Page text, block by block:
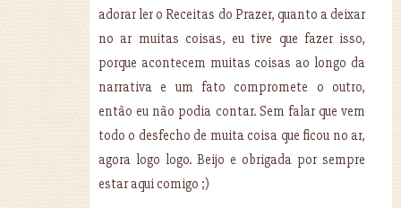
adorar ler o Receitas do Prazer, quanto a deixar
no ar muitas coisas, eu tive que fazer isso,
porque acontecem muitas coisas ao longo da
narrativa e um fato compromete o outro,
então eu não podia contar. Sem falar que vem
todo o desfecho de muita coisa que ficou no ar,
agora logo logo. Beijo e obrigada por sempre
estar aqui comigo ;)